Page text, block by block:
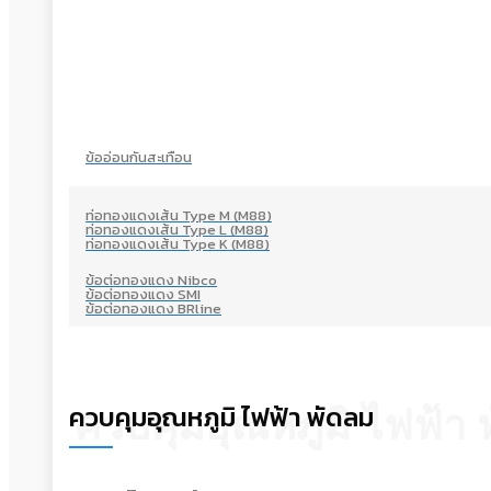
ข้ออ่อนกันสะเทือน
ท่อทองแดงเส้น Type M (M88)
ท่อทองแดงเส้น Type L (M88)
ท่อทองแดงเส้น Type K (M88)
ข้อต่อทองแดง Nibco
ข้อต่อทองแดง SMI
ข้อต่อทองแดง BRline
ควบคุมอุณหภูมิ ไฟฟ้า
ควบคุมอุณหภูมิ ไฟฟ้า พัดลม